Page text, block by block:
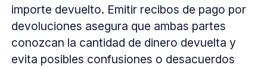
importe devuelto. Emitir recibos de pago por
devoluciones asegura que ambas partes
conozcan la cantidad de dinero devuelta y
evita posibles confusiones o desacuerdos